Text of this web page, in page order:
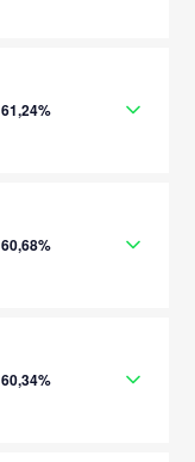
61,24%
60,68%
60,34%